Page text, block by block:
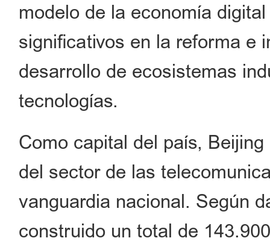
modelo de la economía
significativos en la reforma e
desarrollo de ecosistemas
tecnologías.
Como capital del país,
del sector de las
vanguardia nacional. Según
construido un total de